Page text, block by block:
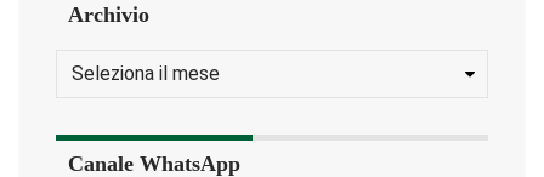
Archivio
Canale WhatsApp